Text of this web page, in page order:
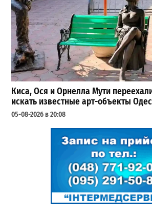
Киса, Ося и Орнелла Мути
искать известные арт-объекты
05-08-2026 в 20:08